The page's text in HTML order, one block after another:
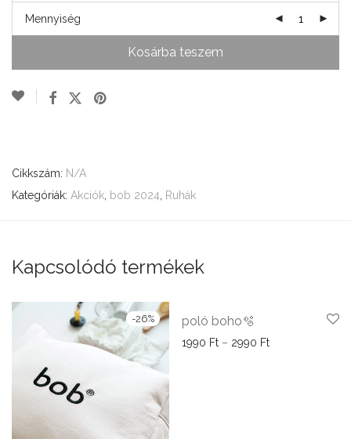
Mennyiség
Kosárba teszem
Cikkszám: N/A
Kategóriák: Akciók, bob 2024, Ruhák
Kapcsolódó termékek
-26% poló boho🫧
1990 Ft – 2990 FtÁrtartomány: